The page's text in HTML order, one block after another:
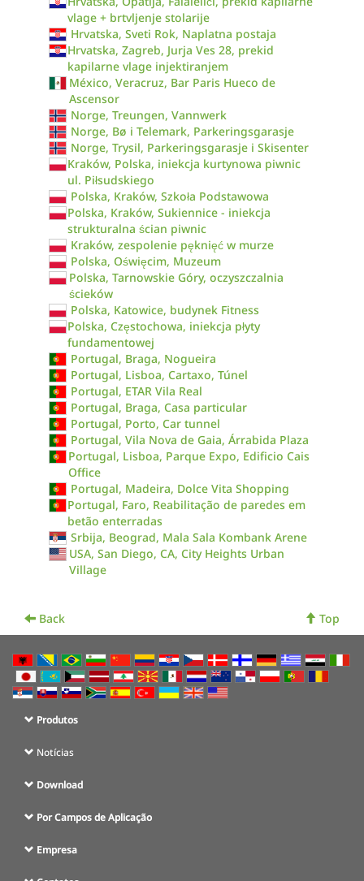
vlage + brtvljenje stolarije
Hrvatska, Sveti Rok, Naplatna postaja
Hrvatska, Zagreb, Jurja Ves 28, prekid
kapilarne vlage injektiranjem
México, Veracruz, Bar Paris Hueco de
Ascensor
Norge, Treungen, Vannwerk
Norge, Bø i Telemark, Parkeringsgarasje
Norge, Trysil, Parkeringsgarasje i Skisenter
Kraków, Polska, iniekcja kurtynowa piwnic
ul. Piłsudskiego
Polska, Kraków, Szkoła Podstawowa
Polska, Kraków, Sukiennice - iniekcja
strukturalna ścian piwnic
Kraków, zespolenie pęknięć w murze
Polska, Oświęcim, Muzeum
Polska, Tarnowskie Góry, oczyszczalnia
ścieków
Polska, Katowice, budynek Fitness
Polska, Częstochowa, iniekcja płyty
fundamentowej
Portugal, Braga, Nogueira
Portugal, Lisboa, Cartaxo, Túnel
Portugal, ETAR Vila Real
Portugal, Braga, Casa particular
Portugal, Porto, Car tunnel
Portugal, Vila Nova de Gaia, Árrabida Plaza
Portugal, Lisboa, Parque Expo, Edificio Cais
Office
Portugal, Madeira, Dolce Vita Shopping
Portugal, Faro, Reabilitação de paredes em
betão enterradas
Srbija, Beograd, Mala Sala Kombank Arene
USA, San Diego, CA, City Heights Urban
Village
Back Top
Produtos
Notícias
Download
Por Campos de Aplicação
Empresa